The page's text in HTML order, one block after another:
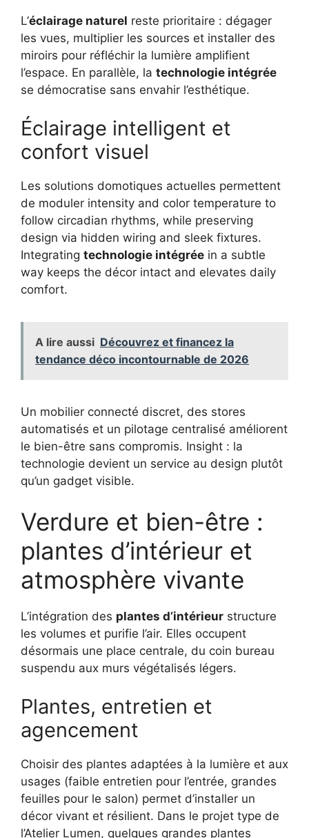
L’éclairage naturel reste prioritaire : dégager
les vues, multiplier les sources et installer des
miroirs pour réfléchir la lumière amplifient
l’espace. En parallèle, la technologie intégrée
se démocratise sans envahir l’esthétique.
Éclairage intelligent et
confort visuel
Les solutions domotiques actuelles permettent
de moduler intensity and color temperature to
follow circadian rhythms, while preserving
design via hidden wiring and sleek fixtures.
Integrating technologie intégrée in a subtle
way keeps the décor intact and elevates daily
comfort.
A lire aussi Découvrez et financez la
tendance déco incontournable de 2026
Un mobilier connecté discret, des stores
automatisés et un pilotage centralisé améliorent
le bien-être sans compromis. Insight : la
technologie devient un service au design plutôt
qu’un gadget visible.
Verdure et bien-être :
plantes d’intérieur et
atmosphère vivante
L’intégration des plantes d’intérieur structure
les volumes et purifie l’air. Elles occupent
désormais une place centrale, du coin bureau
suspendu aux murs végétalisés légers.
Plantes, entretien et
agencement
Choisir des plantes adaptées à la lumière et aux
usages (faible entretien pour l’entrée, grandes
feuilles pour le salon) permet d’installer un
décor vivant et résilient. Dans le projet type de
l’Atelier Lumen, quelques grandes plantes